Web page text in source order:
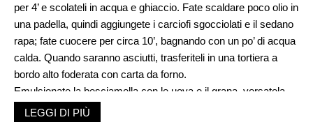
per 4’ e scolateli in acqua e ghiaccio. Fate scaldare poco olio in
una padella, quindi aggiungete i carciofi sgocciolati e il sedano
rapa; fate cuocere per circa 10’, bagnando con un po’ di acqua
calda. Quando saranno asciutti, trasferiteli in una tortiera a
bordo alto foderata con carta da forno.
Emulsionate la besciamella con le uova e il grana, versatela
sul composto e cuocete al forno a 200° per circa 20’. Servite
LEGGI DI PIÙ